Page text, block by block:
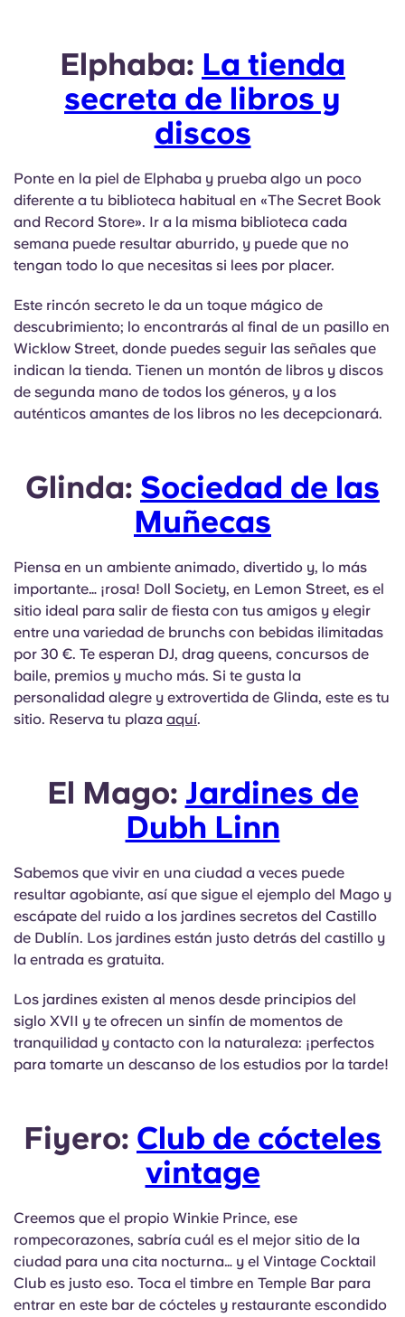
Italian
French
Portuguese
Elphaba: La tienda
secreta de libros y
discos
Ponte en la piel de Elphaba y prueba algo un poco
diferente a tu biblioteca habitual en «The Secret Book
and Record Store». Ir a la misma biblioteca cada
semana puede resultar aburrido, y puede que no
tengan todo lo que necesitas si lees por placer.
Este rincón secreto le da un toque mágico de
descubrimiento; lo encontrarás al final de un pasillo en
Wicklow Street, donde puedes seguir las señales que
indican la tienda. Tienen un montón de libros y discos
de segunda mano de todos los géneros, y a los
auténticos amantes de los libros no les decepcionará.
Glinda: Sociedad de las
Muñecas
Piensa en un ambiente animado, divertido y, lo más
importante… ¡rosa! Doll Society, en Lemon Street, es el
sitio ideal para salir de fiesta con tus amigos y elegir
entre una variedad de brunchs con bebidas ilimitadas
por 30 €. Te esperan DJ, drag queens, concursos de
baile, premios y mucho más. Si te gusta la
personalidad alegre y extrovertida de Glinda, este es tu
sitio. Reserva tu plaza aquí.
El Mago: Jardines de
Dubh Linn
Sabemos que vivir en una ciudad a veces puede
resultar agobiante, así que sigue el ejemplo del Mago y
escápate del ruido a los jardines secretos del Castillo
de Dublín. Los jardines están justo detrás del castillo y
la entrada es gratuita.
Los jardines existen al menos desde principios del
siglo XVII y te ofrecen un sinfín de momentos de
tranquilidad y contacto con la naturaleza: ¡perfectos
para tomarte un descanso de los estudios por la tarde!
Fiyero: Club de cócteles
vintage
Creemos que el propio Winkie Prince, ese
rompecorazones, sabría cuál es el mejor sitio de la
ciudad para una cita nocturna… y el Vintage Cocktail
Club es justo eso. Toca el timbre en Temple Bar para
entrar en este bar de cócteles y restaurante escondido